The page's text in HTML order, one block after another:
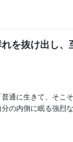
を抜け出し、
通に生きて、そこ
の内側に眠る強烈